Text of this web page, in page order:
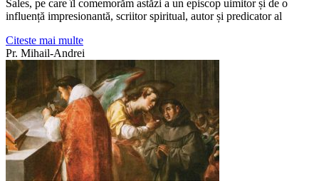
Sales, pe care îl comemorăm astăzi a un episcop uimitor și de o
influență impresionantă, scriitor spiritual, autor și predicator al
Citeste mai multe
Pr. Mihail-Andrei